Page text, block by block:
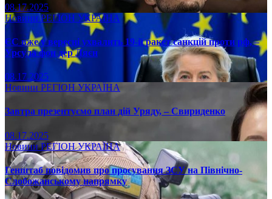
08.17.2025
НовиниРЕГІОН УКРАЇНА
ЄС вже у вересні ухвалить 19-й ракет санкцій проти рф, –
Урсула фон дер Ляєн
08.17.2025
Новини РЕГІОН УКРАЇНА
Завтра презентуємо план дій Уряду, – Свириденко
08.17.2025
НовиниРЕГІОНУКРАЇНА
Генштаб повідомив про просування ЗСУ на Північно-
Слобожанському напрямку